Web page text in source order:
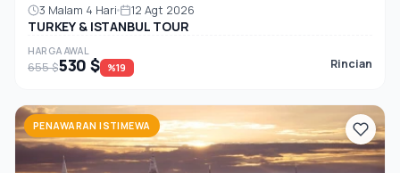
3 Malam 4 Hari 12 Agt 2026
TURKEY & ISTANBUL TOUR
HARGA AWAL
655 $530 $ %19 Rincian
PENAWARAN ISTIMEWA